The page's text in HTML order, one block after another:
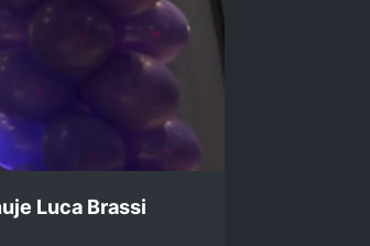
Luca Brassi